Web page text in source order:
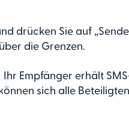
drücken Sie auf
die Grenzen.
Empfänger erhält
sich alle Beteiligten